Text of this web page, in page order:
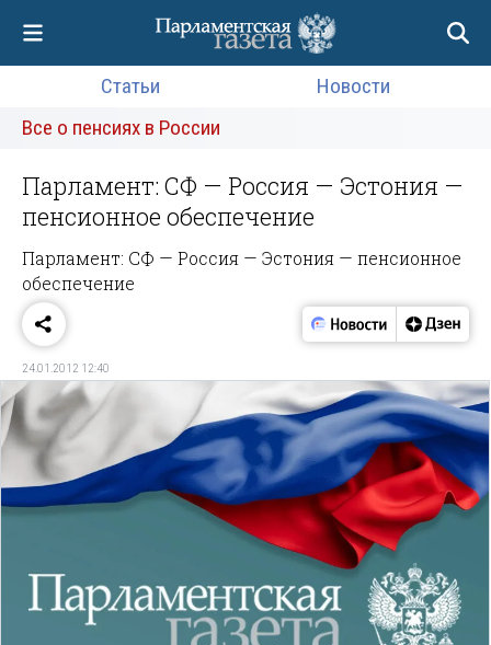
Статьи
Новости
Все о пенсиях в России
Парламент: СФ — Россия — Эстония —
пенсионное обеспечение
Парламент: СФ — Россия — Эстония — пенсионное
обеспечение
24.01.2012 12:40